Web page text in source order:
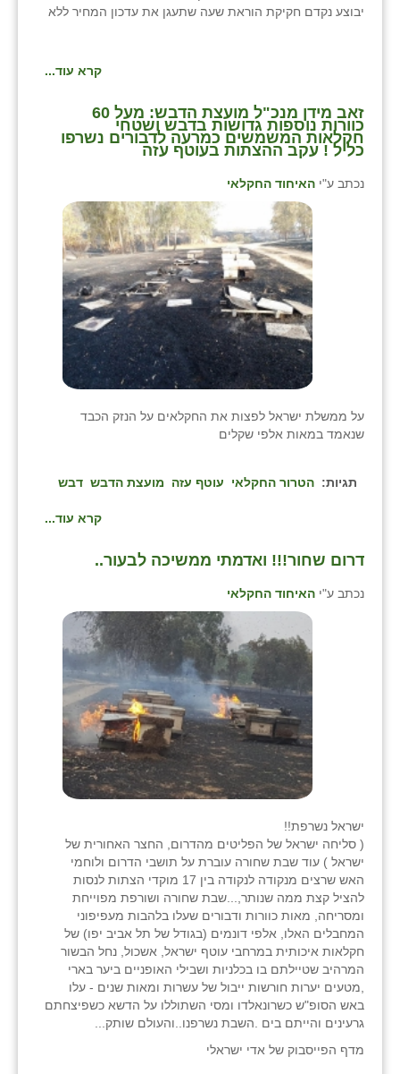
יבוצע נקדם חקיקת הוראת שעה שתעגן את עדכון המחיר ללא
קרא עוד...
זאב מידן מנכ"ל מועצת הדבש: מעל 60
כוורות נוספות גדושות בדבש ושטחי
חקלאות המשמשים כמרעה לדבורים נשרפו
כליל ! עקב ההצתות בעוטף עזה
נכתב ע"י האיחוד החקלאי
על ממשלת ישראל לפצות את החקלאים על הנזק הכבד
שנאמד במאות אלפי שקלים
תגיות: הטרור החקלאי עוטף עזה מועצת הדבש דבש
קרא עוד...
דרום שחור!!! ואדמתי ממשיכה לבעור..
נכתב ע"י האיחוד החקלאי
ישראל נשרפת!!
( סליחה ישראל של הפליטים מהדרום, החצר האחורית של
ישראל ) עוד שבת שחורה עוברת על תושבי הדרום ולוחמי
האש שרצים מנקודה לנקודה בין 17 מוקדי הצתות לנסות
להציל קצת ממה שנותר,...שבת שחורה ושורפת מפוייחת
ומסריחה, מאות כוורות ודבורים שעלו בלהבות מעפיפוני
המחבלים האלו, אלפי דונמים (בגודל של תל אביב יפו) של
חקלאות איכותית במרחבי עוטף ישראל, אשכול, נחל הבשור
המרהיב שטיילתם בו בכלניות ושבילי האופניים ביער בארי
,מטעים יערות חורשות ייבול של עשרות ומאות שנים - עלו
באש הסופ"ש כשרונאלדו ומסי השתוללו על הדשא כשפיצחתם
גרעינים והייתם בים .השבת נשרפנו..והעולם שותק...
מדף הפייסבוק של אדי ישראלי